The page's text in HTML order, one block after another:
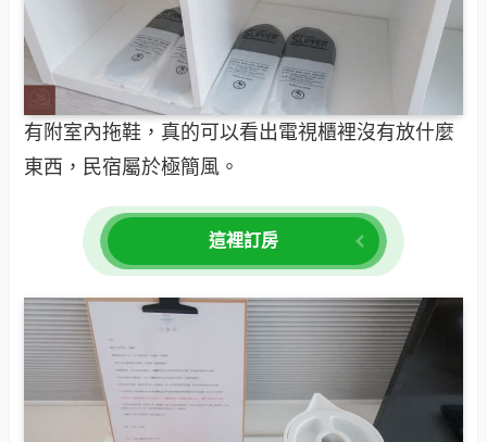
有附室內拖鞋，真的可以看出電視櫃裡沒有放什麼
東西，民宿屬於極簡風。
這裡訂房